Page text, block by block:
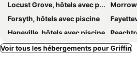
Locust Grove, hôtels avec piscine
Forsyth, hôtels avec piscine
Hapeville, hôtels avec piscine
Fairburn, hôtels avec piscine
Union
Voir tous les hébergements pour Griffin